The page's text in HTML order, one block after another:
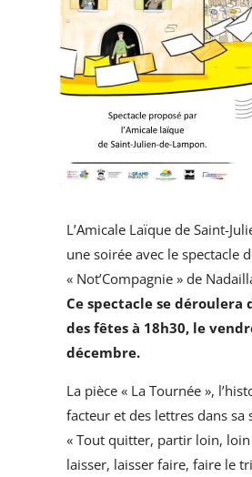
L’Amicale Laïque de Saint-
une soirée avec le spectacle
« Not’Compagnie » de
Ce spectacle se déroulera
des fêtes à 18h30, le
décembre.
La pièce « La Tournée »,
facteur et des lettres dans sa
« Tout quitter, partir loin,
laisser, laisser faire, faire le